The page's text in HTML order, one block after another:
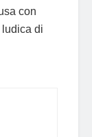
con
ludica di